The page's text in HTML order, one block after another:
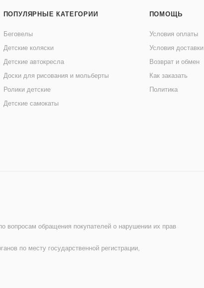
ПОПУЛЯРНЫЕ КАТЕГОРИИ
Беговелы
Детские коляски
Детские автокресла
Доски для рисования и мольберты
Ролики детские
Детские самокаты
ПОМОЩЬ
Условия оплаты
Условия доставки
Возврат и обмен
Как заказать
Политика
вопросам обращения покупателей о нарушении их прав
по месту государственной регистрации,